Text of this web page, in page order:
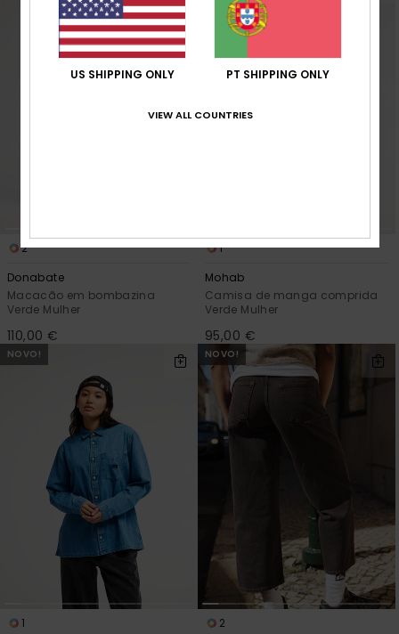
2
Donabate
Macacão em bombazina
Verde Mulher
110,00 €
1
Mohab
Camisa de manga comprida
Verde Mulher
95,00 €
NOVO!
1
NOVO!
2
US SHIPPING ONLY PT SHIPPING ONLY
VIEW ALL COUNTRIES